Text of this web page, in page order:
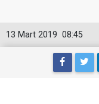
08:45
13 Mart 2019